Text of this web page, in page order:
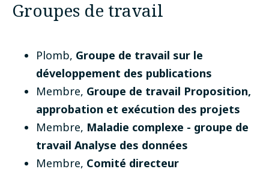
Groupes de travail
Plomb, Groupe de travail sur le
développement des publications
Membre, Groupe de travail Proposition,
approbation et exécution des projets
Membre, Maladie complexe - groupe de
travail Analyse des données
Membre, Comité directeur